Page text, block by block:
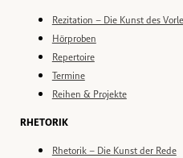
Rezitation – Die Kunst des
Hörproben
Repertoire
Termine
Reihen & Projekte
RHETORIK
Rhetorik – Die Kunst der Rede